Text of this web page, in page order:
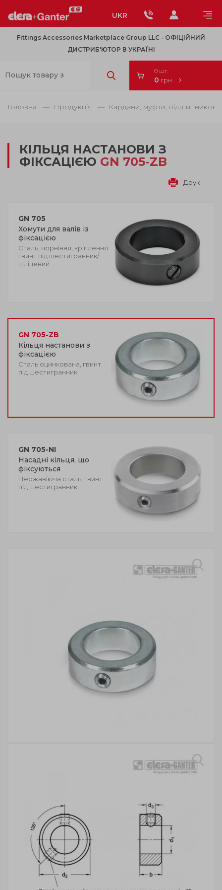
UKR
Fittings Accessories Marketplace Group LLC - OФІЦІЙНИЙ
ДИСТРИБ'ЮТОР В УКРАЇНІ
0 шт.
0 грн
Головна Продукція Кардани, муфти, підшипникові
КІЛЬЦЯ НАСТАНОВИ З
ФІКСАЦІЄЮ GN 705-ZB
Друк
GN 705
Хомути для валів із
фіксацією
Сталь, чорніння, кріплення
гвинт під шестигранник/
шліцевий
GN 705-ZB
Кільця настанови з
фіксацією
Сталь оцинкована, гвинт
під шестигранник
GN 705-NI
Насадні кільця, що
фіксуються
Нержавіюча сталь, гвинт
під шестигранник